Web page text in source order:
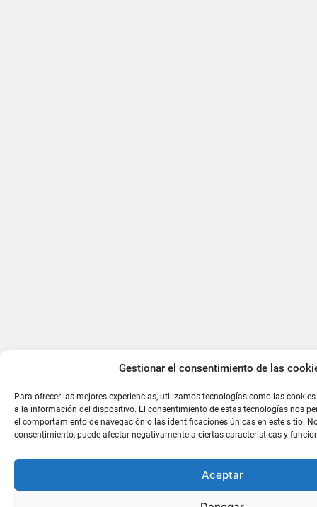
Gestionar el consentimiento de las
Para ofrecer las mejores experiencias, utilizamos tecnologías como las
a la información del dispositivo. El consentimiento de estas tecnologías nos
el comportamiento de navegación o las identificaciones únicas en este sitio.
consentimiento, puede afectar negativamente a ciertas características y
Aceptar